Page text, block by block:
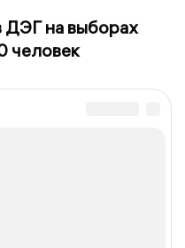
ДЭГ на выборах
человек